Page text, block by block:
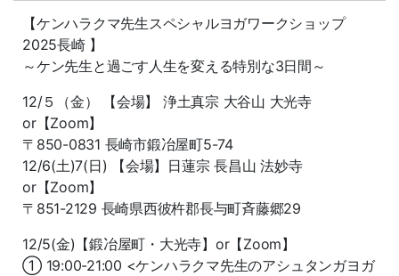
【ケンハラクマ先生スペシャルヨガワークショップ
2025長崎 】
～ケン先生と過ごす人生を変える特別な3日間～
12/５（金） 【会場】 浄土真宗 大谷山 大光寺
or【Zoom】
〒850-0831 長崎市鍛冶屋町5-74
12/6(土)7(日) 【会場】日蓮宗 長昌山 法妙寺
or【Zoom】
〒851-2129 長崎県西彼杵郡長与町斉藤郷29
12/5(金)【鍛冶屋町・大光寺】or【Zoom】
① 19:00-21:00 <ケンハラクマ先生のアシュタンガヨガ